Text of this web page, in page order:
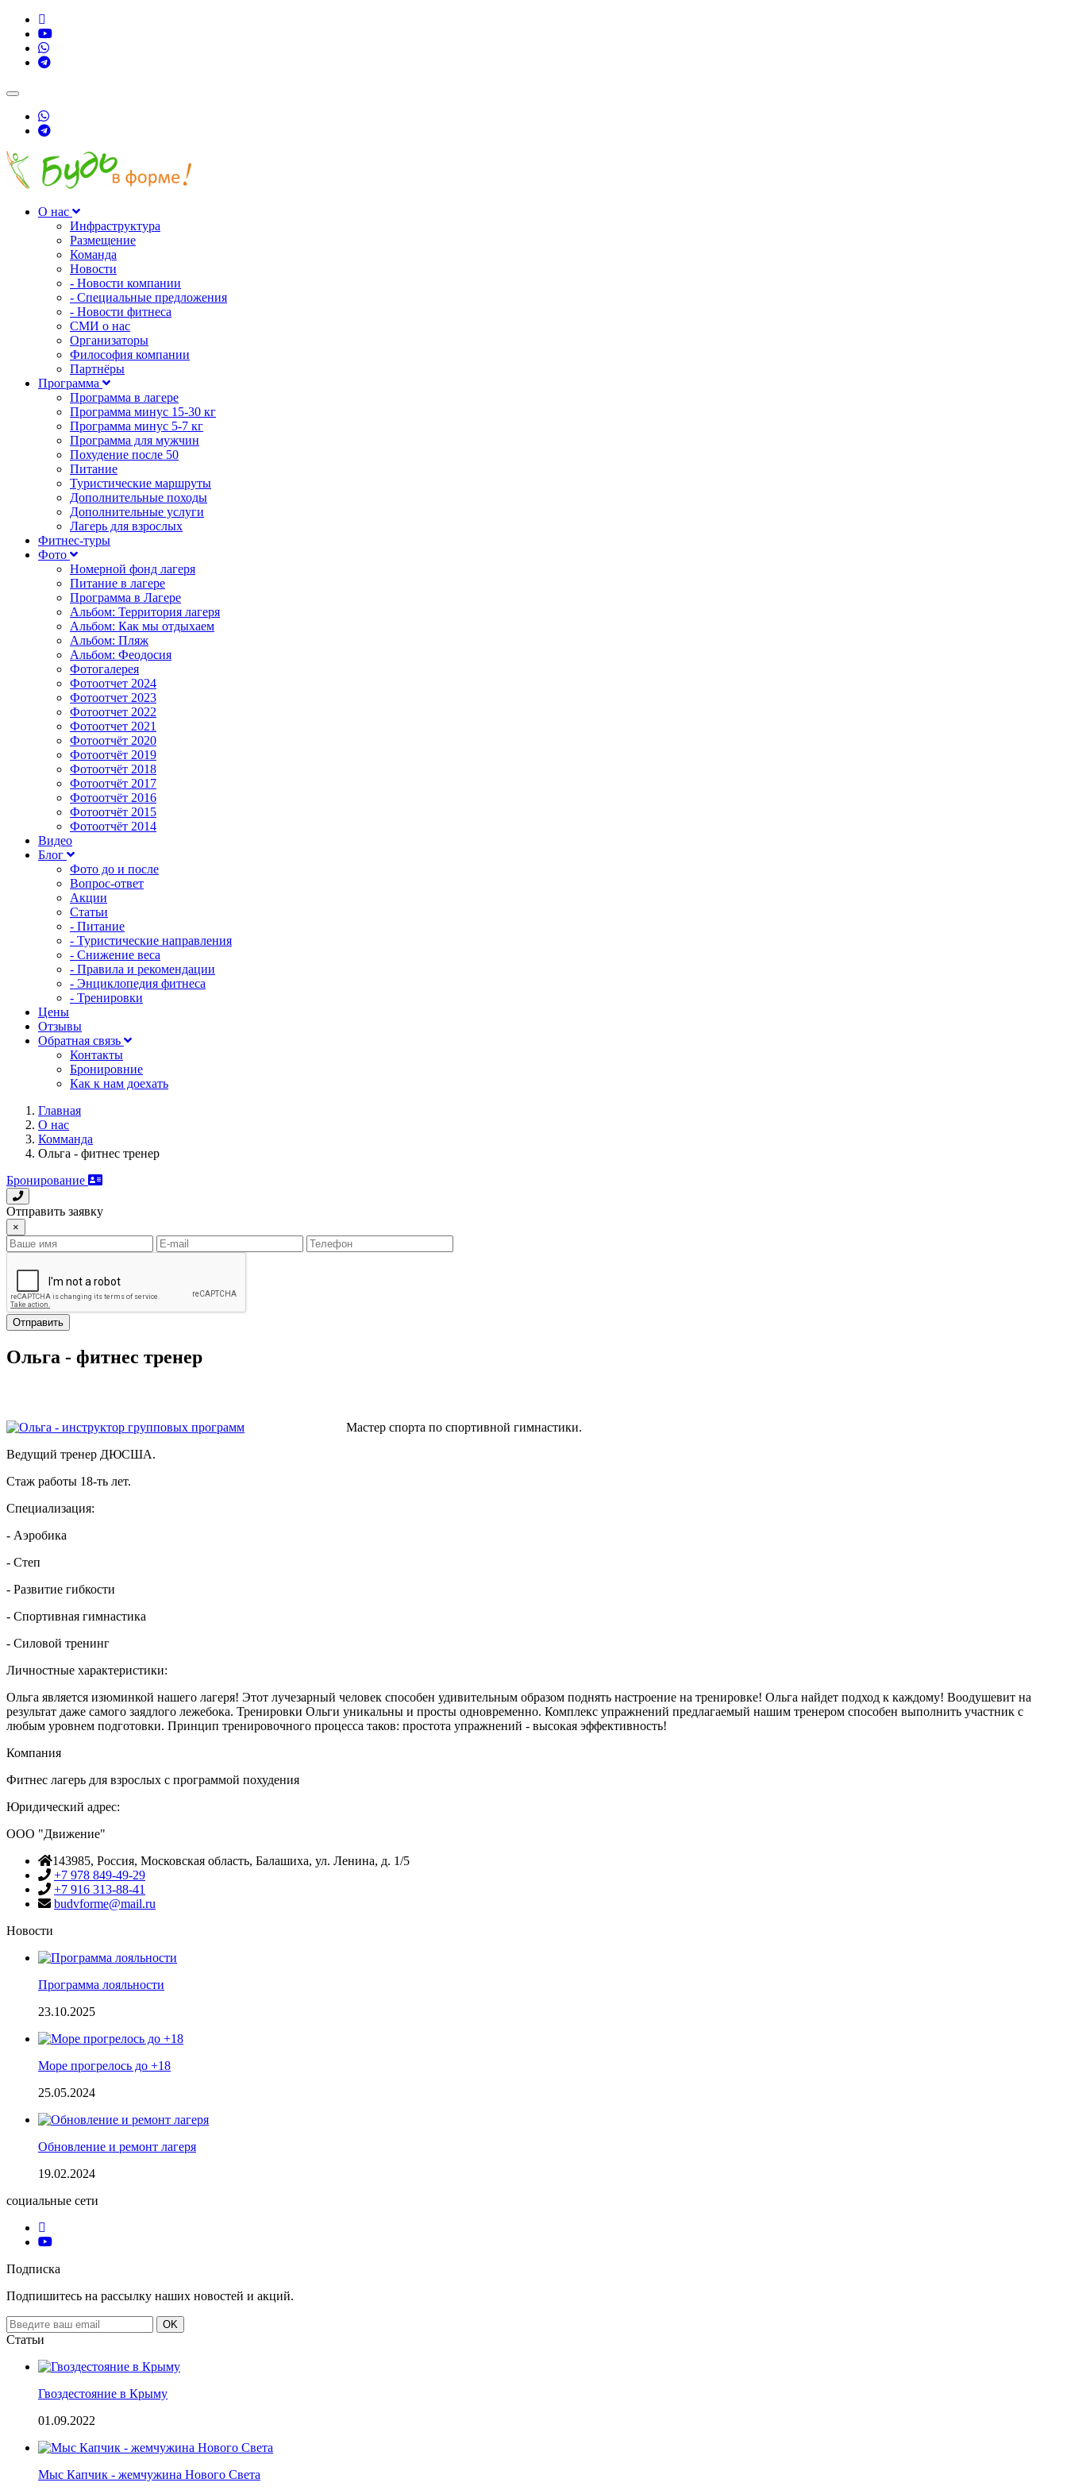
Toggle
navigation
О нас
Инфраструктура
Размещение
Команда
Новости
- Новости компании
- Специальные предложения
- Новости фитнеса
СМИ о нас
Организаторы
Философия компании
Партнёры
Программа
Программа в лагере
Программа минус 15-30 кг
Программа минус 5-7 кг
Программа для мужчин
Похудение после 50
Питание
Туристические маршруты
Дополнительные походы
Дополнительные услуги
Лагерь для взрослых
Фитнес-туры
Фото
Номерной фонд лагеря
Питание в лагере
Программа в Лагере
Альбом: Территория лагеря
Альбом: Как мы отдыхаем
Альбом: Пляж
Альбом: Феодосия
Фотогалерея
Фотоотчет 2024
Фотоотчет 2023
Фотоотчет 2022
Фотоотчет 2021
Фотоотчёт 2020
Фотоотчёт 2019
Фотоотчёт 2018
Фотоотчёт 2017
Фотоотчёт 2016
Фотоотчёт 2015
Фотоотчёт 2014
Видео
Блог
Фото до и после
Вопрос-ответ
Акции
Статьи
- Питание
- Туристические направления
- Снижение веса
- Правила и рекомендации
- Энциклопедия фитнеса
- Тренировки
Цены
Отзывы
Обратная связь
Контакты
Бронировние
Как к нам доехать
Главная
О нас
Комманда
Ольга - фитнес тренер
Бронирование
Отправить заявку
×
Отправить
Ольга - фитнес тренер
Мастер спорта по спортивной гимнастики.
Ведущий тренер ДЮСША.
Стаж работы 18-ть лет.
Специализация:
- Аэробика
- Степ
- Развитие гибкости
- Спортивная гимнастика
- Силовой тренинг
Личностные характеристики:
Ольга является изюминкой нашего лагеря! Этот лучезарный человек способен удивительным образом поднять настроение на тренировке! Ольга найдет подход к каждому! Воодушевит на
результат даже самого заядлого лежебока. Тренировки Ольги уникальны и просты одновременно. Комплекс упражнений предлагаемый нашим тренером способен выполнить участник с
любым уровнем подготовки. Принцип тренировочного процесса таков: простота упражнений - высокая эффективность!
Компания
Фитнес лагерь для взрослых с программой похудения
Юридический адрес:
ООО "Движение"
143985, Россия, Московская область, Балашиха, ул. Ленина, д. 1/5
+7 978 849-49-29
+7 916 313-88-41
budvforme@mail.ru
Новости
Программа лояльности
23.10.2025
Море прогрелось до +18
25.05.2024
Обновление и ремонт лагеря
19.02.2024
социальные сети
Подписка
Подпишитесь на рассылку наших новостей и акций.
Email
address
OK
Статьи
Гвоздестояние в Крыму
01.09.2022
Мыс Капчик - жемчужина Нового Света